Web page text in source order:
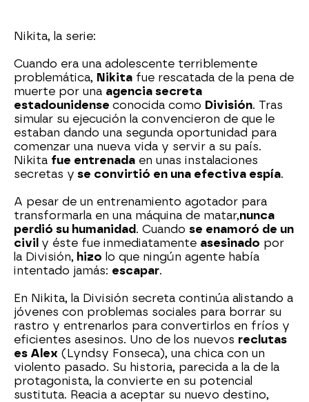
Nikita, la serie:
Cuando era una adolescente terriblemente
problemática, Nikita fue rescatada de la pena de
muerte por una agencia secreta
estadounidense conocida como División. Tras
simular su ejecución la convencieron de que le
estaban dando una segunda oportunidad para
comenzar una nueva vida y servir a su país.
Nikita fue entrenada en unas instalaciones
secretas y se convirtió en una efectiva espía.
A pesar de un entrenamiento agotador para
transformarla en una máquina de matar,nunca
perdió su humanidad . Cuando se enamoró de un
civil y éste fue inmediatamente asesinado por
la División, hizo lo que ningún agente había
intentado jamás: escapar.
En Nikita, la División secreta continúa alistando a
jóvenes con problemas sociales para borrar su
rastro y entrenarlos para convertirlos en fríos y
eficientes asesinos. Uno de los nuevos reclutas
es Alex (Lyndsy Fonseca), una chica con un
violento pasado. Su historia, parecida a la de la
protagonista, la convierte en su potencial
sustituta. Reacia a aceptar su nuevo destino,